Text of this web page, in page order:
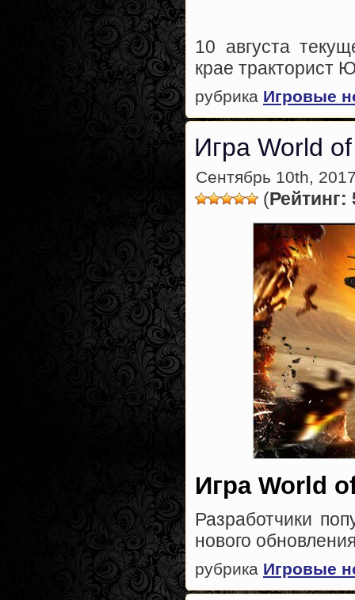
10 августа
крае тракторист
рубрика Игровые
Игра World
Сентябрь 10th,
(Рейтинг:
Игра World
Разработчики
нового
рубрика Игровые